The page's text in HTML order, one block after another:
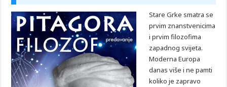
Stare Grke smatra se
prvim znanstvenicima
i prvim filozofima
zapadnog svijeta.
Moderna Europa
danas više i ne pamti
koliko je zapravo